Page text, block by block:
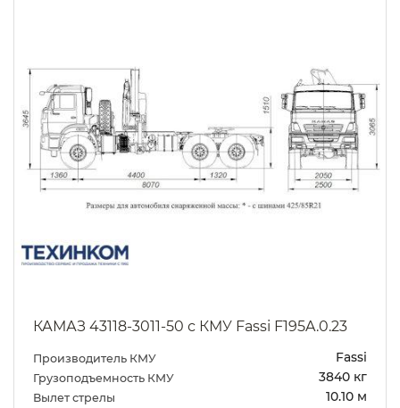
КАМАЗ 43118-3011-50 с КМУ Fassi F195A.0.23
Производитель КМУ Fassi
Грузоподъемность КМУ 3840 кг
Вылет стрелы 10.10 м